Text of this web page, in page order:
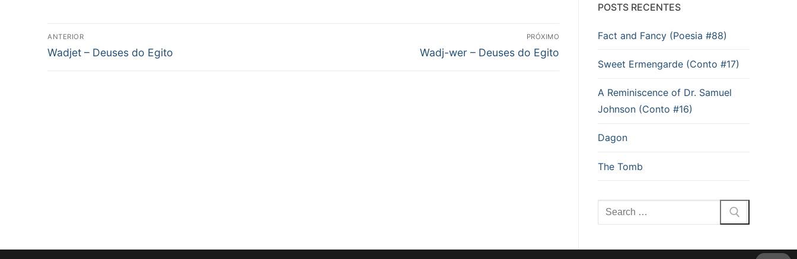
Navegação
de
ANTERIOR
Post
Wadjet – Deuses do Egito
PRÓXIMO
Próximo
Wadj-wer – Deuses do Egito
POSTS RECENTES
Fact and Fancy (Poesia #88)
Sweet Ermengarde (Conto #17)
A Reminiscence of Dr. Samuel
Johnson (Conto #16)
Dagon
The Tomb
Pesquisar
por: